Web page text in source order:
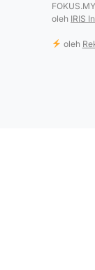
oleh IRIS
oleh